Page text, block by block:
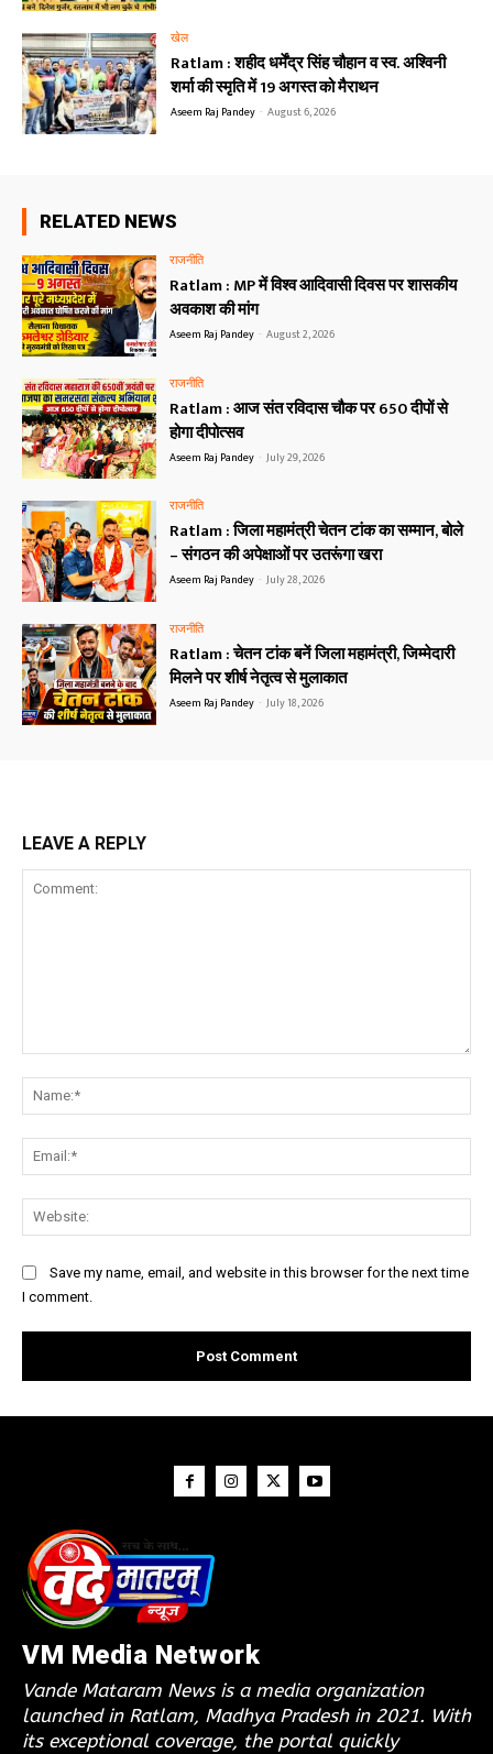
खेल
Ratlam : शहीद धर्मेंद्र सिंह चौहान व स्व. अश्विनी
शर्मा की स्मृति में 19 अगस्त को मैराथन
Aseem Raj Pandey - August 6, 2026
RELATED NEWS
राजनीति
Ratlam : MP में विश्व आदिवासी दिवस पर शासकीय
अवकाश की मांग
Aseem Raj Pandey - August 2, 2026
राजनीति
Ratlam : आज संत रविदास चौक पर 650 दीपों से
होगा दीपोत्सव
Aseem Raj Pandey - July 29, 2026
राजनीति
Ratlam : जिला महामंत्री चेतन टांक का सम्मान, बोले
– संगठन की अपेक्षाओं पर उतरूंगा खरा
Aseem Raj Pandey - July 28, 2026
राजनीति
Ratlam : चेतन टांक बनें जिला महामंत्री, जिम्मेदारी
मिलने पर शीर्ष नेतृत्व से मुलाकात
Aseem Raj Pandey - July 18, 2026
LEAVE A REPLY
Save my name, email, and website in this browser for the next time
I comment.
VM Media Network
Vande Mataram News is a media organization
launched in Ratlam, Madhya Pradesh in 2021. With
its exceptional coverage, the portal quickly